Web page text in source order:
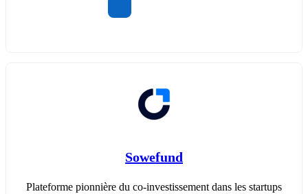
Sowefund
Plateforme pionnière du co-investissement dans les startups